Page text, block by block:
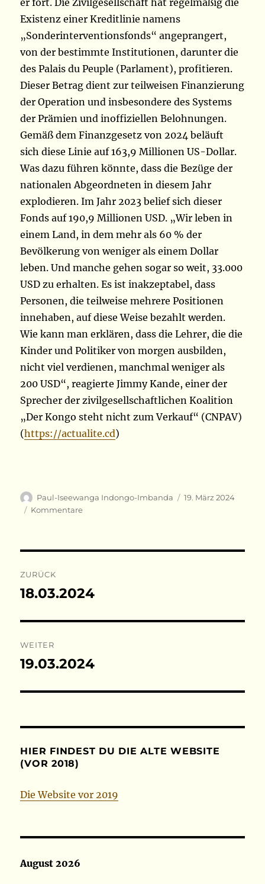
er fort. Die Zivilgesellschaft hat regelmäßig die
Existenz einer Kreditlinie namens
„Sonderinterventionsfonds“ angeprangert,
von der bestimmte Institutionen, darunter die
des Palais du Peuple (Parlament), profitieren.
Dieser Betrag dient zur teilweisen Finanzierung
der Operation und insbesondere des Systems
der Prämien und inoffiziellen Belohnungen.
Gemäß dem Finanzgesetz von 2024 beläuft
sich diese Linie auf 163,9 Millionen US-Dollar.
Was dazu führen könnte, dass die Bezüge der
nationalen Abgeordneten in diesem Jahr
explodieren. Im Jahr 2023 belief sich dieser
Fonds auf 190,9 Millionen USD. „Wir leben in
einem Land, in dem mehr als 60 % der
Bevölkerung von weniger als einem Dollar
leben. Und manche gehen sogar so weit, 33.000
USD zu erhalten. Es ist inakzeptabel, dass
Personen, die teilweise mehrere Positionen
innehaben, auf diese Weise bezahlt werden.
Wie kann man erklären, dass die Lehrer, die die
Kinder und Politiker von morgen ausbilden,
nicht viel verdienen, manchmal weniger als
200 USD“, reagierte Jimmy Kande, einer der
Sprecher der zivilgesellschaftlichen Koalition
„Der Kongo steht nicht zum Verkauf“ (CNPAV)
(https://actualite.cd)
Autor
Paul-Iseewanga Indongo-Imbanda
Veröffentlicht
19. März 2024
Kategorien
Kommentare
ZURÜCK
Vorheriger
18.03.2024
WEITER
Nächster
19.03.2024
HIER FINDEST DU DIE ALTE WEBSITE
(VOR 2018)
Die Website vor 2019
August 2026